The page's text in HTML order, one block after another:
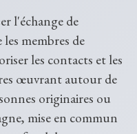
l'échange de
membres de
les contacts et les
œuvrant autour de
originaires ou
mise en commun